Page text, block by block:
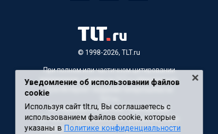
© 1998-2026, TLT.ru
При полном или частичном цитировании
материалов, ссылка на TLT.ru обязательна.
Для Интернет-изданий гиперссылка на
Материалы с пометкой "Партнерский
материал" публикуются на правах рекламы.
Редакция сайта не несет ответственности
Уведомление об использовании файлов
cookie
Используя сайт tlt.ru, Вы соглашаетесь с
использованием файлов cookie, которые
указаны в Политике конфиденциальности